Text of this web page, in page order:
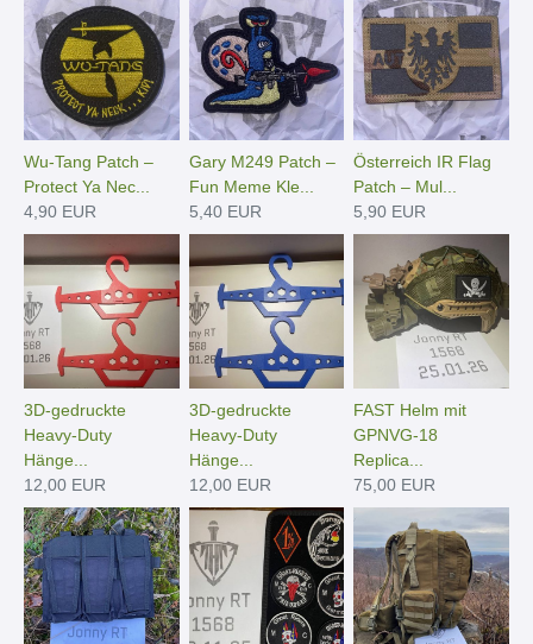
Wu-Tang Patch –
Protect Ya Nec...
4,90 EUR
Gary M249 Patch –
Fun Meme Kle...
5,40 EUR
Österreich IR Flag
Patch – Mul...
5,90 EUR
3D-gedruckte
Heavy-Duty
Hänge­...
12,00 EUR
3D-gedruckte
Heavy-Duty
Hänge­...
12,00 EUR
FAST Helm mit
GPNVG-18
Replica...
75,00 EUR